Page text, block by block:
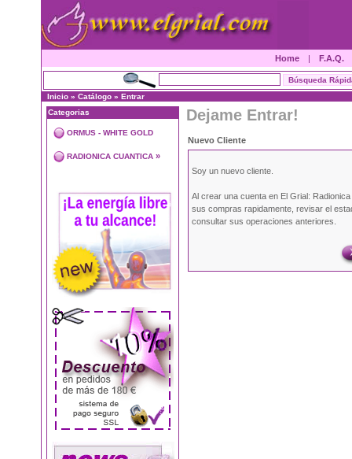
Home | F.A.Q.
Inicio » Catálogo » Entrar
Categorias
ORMUS - WHITE GOLD
RADIONICA CUANTICA »
Dejame Entrar!
Nuevo Cliente
Soy un nuevo cliente.
Al crear una cuenta en El Grial:
sus compras rapidamente, revisar el
consultar sus operaciones anteriores.